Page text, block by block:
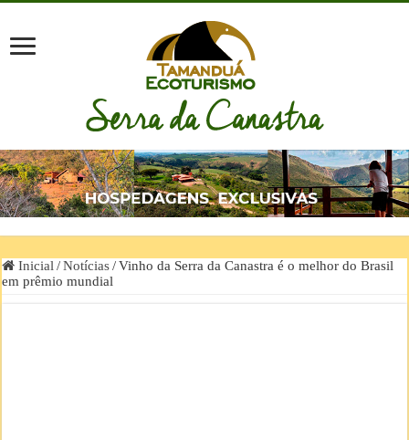
Inicial / Notícias / Vinho da Serra da Canastra é o melhor do Brasil
em prêmio mundial